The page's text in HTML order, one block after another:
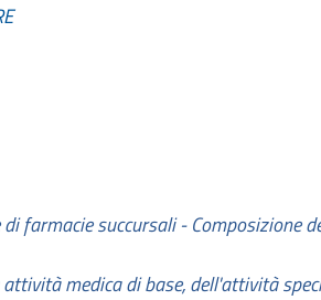
farmacie succursali - Composizione
medica di base, dell'attività